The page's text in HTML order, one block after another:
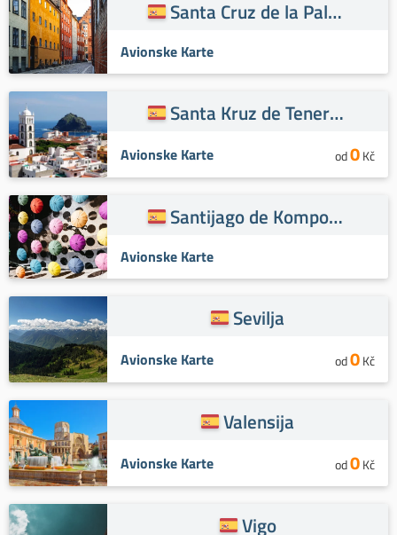
Santa Cruz de la Palma
Avionske Karte
Santa Kruz de Tenerife
Avionske Karte od0Kč
Santijago de Kompostela
Avionske Karte
Sevilja
Avionske Karte od0Kč
Valensija
Avionske Karte od0Kč
Vigo